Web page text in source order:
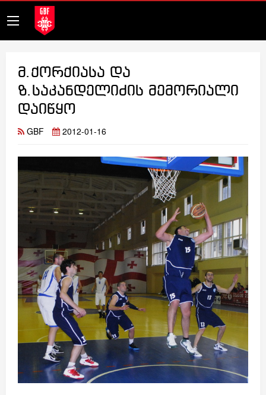
მ.ქორქიასა და
ზ.საკანდელიძის მემორიალი
დაიწყო
GBF 2012-01-16